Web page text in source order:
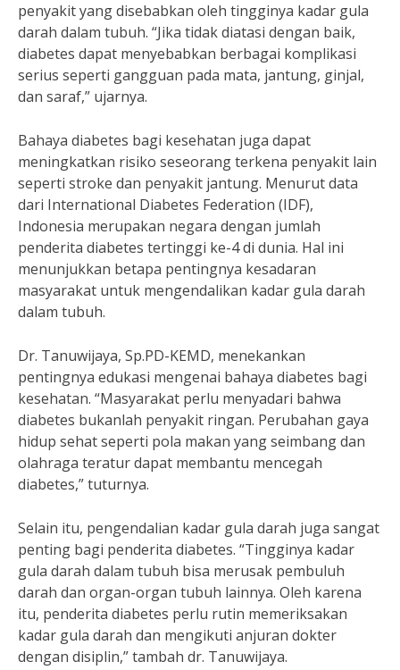
penyakit yang disebabkan oleh tingginya kadar gula
darah dalam tubuh. “Jika tidak diatasi dengan baik,
diabetes dapat menyebabkan berbagai komplikasi
serius seperti gangguan pada mata, jantung, ginjal,
dan saraf,” ujarnya.
Bahaya diabetes bagi kesehatan juga dapat
meningkatkan risiko seseorang terkena penyakit lain
seperti stroke dan penyakit jantung. Menurut data
dari International Diabetes Federation (IDF),
Indonesia merupakan negara dengan jumlah
penderita diabetes tertinggi ke-4 di dunia. Hal ini
menunjukkan betapa pentingnya kesadaran
masyarakat untuk mengendalikan kadar gula darah
dalam tubuh.
Dr. Tanuwijaya, Sp.PD-KEMD, menekankan
pentingnya edukasi mengenai bahaya diabetes bagi
kesehatan. “Masyarakat perlu menyadari bahwa
diabetes bukanlah penyakit ringan. Perubahan gaya
hidup sehat seperti pola makan yang seimbang dan
olahraga teratur dapat membantu mencegah
diabetes,” tuturnya.
Selain itu, pengendalian kadar gula darah juga sangat
penting bagi penderita diabetes. “Tingginya kadar
gula darah dalam tubuh bisa merusak pembuluh
darah dan organ-organ tubuh lainnya. Oleh karena
itu, penderita diabetes perlu rutin memeriksakan
kadar gula darah dan mengikuti anjuran dokter
dengan disiplin,” tambah dr. Tanuwijaya.